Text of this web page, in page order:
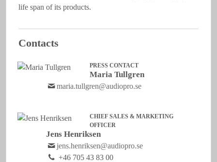
life span of its products.
Contacts
PRESS CONTACT
Maria Tullgren
maria.tullgren@audiopro.se
CHIEF SALES & MARKETING
OFFICER
Jens Henriksen
jens.henriksen@audiopro.se
+46 705 43 83 00